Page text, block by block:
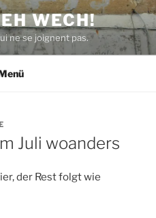
WECH!
ne se joignent pas.
Juli woanders
der Rest folgt wie